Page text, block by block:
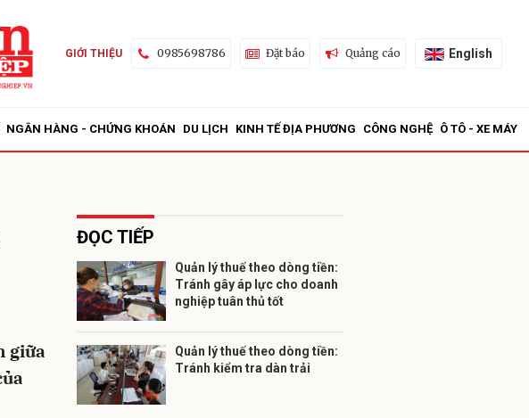
GIỚI THIỆU 0985698786 Đặt báo Quảng cáo English
NGÂN HÀNG - CHỨNG KHOÁN DU LỊCH KINH TẾ ĐỊA PHƯƠNG CÔNG NGHỆ Ô TÔ - XE MÁY
giữa
ĐỌC TIẾP
Quản lý thuế theo dòng tiền:
Tránh gây áp lực cho doanh
nghiệp tuân thủ tốt
Quản lý thuế theo dòng tiền:
Tránh kiểm tra dàn trải
Gửi